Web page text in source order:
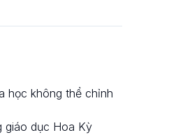
học không thể chỉnh
giáo dục Hoa Kỳ